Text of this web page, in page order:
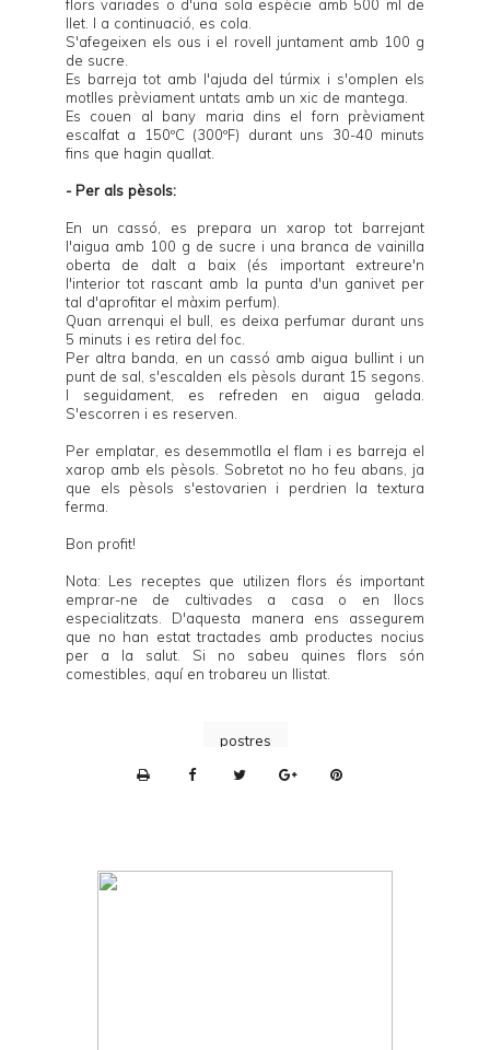
flors variades o d'una sola espècie amb 500 ml de
llet. I a continuació, es cola.
S'afegeixen els ous i el rovell juntament amb 100 g
de sucre.
Es barreja tot amb l'ajuda del túrmix i s'omplen els
motlles prèviament untats amb un xic de mantega.
Es couen al bany maria dins el forn prèviament
escalfat a 150ºC (300ºF) durant uns 30-40 minuts
fins que hagin quallat.
- Per als pèsols:
En un cassó, es prepara un xarop tot barrejant
l'aigua amb 100 g de sucre i una branca de vainilla
oberta de dalt a baix (és important extreure'n
l'interior tot rascant amb la punta d'un ganivet per
tal d'aprofitar el màxim perfum).
Quan arrenqui el bull, es deixa perfumar durant uns
5 minuts i es retira del foc.
Per altra banda, en un cassó amb aigua bullint i un
punt de sal, s'escalden els pèsols durant 15 segons.
I seguidament, es refreden en aigua gelada.
S'escorren i es reserven.
Per emplatar, es desemmotlla el flam i es barreja el
xarop amb els pèsols. Sobretot no ho feu abans, ja
que els pèsols s'estovarien i perdrien la textura
ferma.
Bon profit!
Nota: Les receptes que utilizen flors és important
emprar-ne de cultivades a casa o en llocs
especialitzats. D'aquesta manera ens assegurem
que no han estat tractades amb productes nocius
per a la salut. Si no sabeu quines flors són
comestibles, aquíen trobareu un llistat.
postres
n